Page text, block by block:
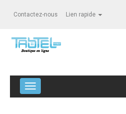
Contactez-nous Lien rapide
Navigation bascule